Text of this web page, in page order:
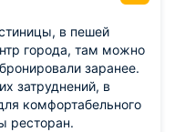
в пешей
города, там можно
заранее.
затруднений, в
комфортабельного
ресторан.